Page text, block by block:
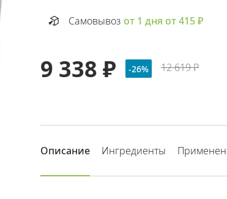
Самовывоз от 1 дня от 415 ₽
9 338 ₽ -26% 12 619 ₽
Описание Ингредиенты